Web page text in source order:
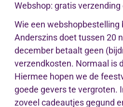
Webshop: gratis
Wie een webshopbestelling
Anderszins doet tussen 20
december betaalt geen
verzendkosten. Normaal is
Hiermee hopen we de
goede gevers te vergroten.
zoveel cadeautjes gegund